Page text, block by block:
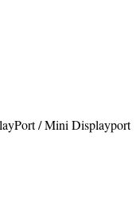
/ Mini Displayport